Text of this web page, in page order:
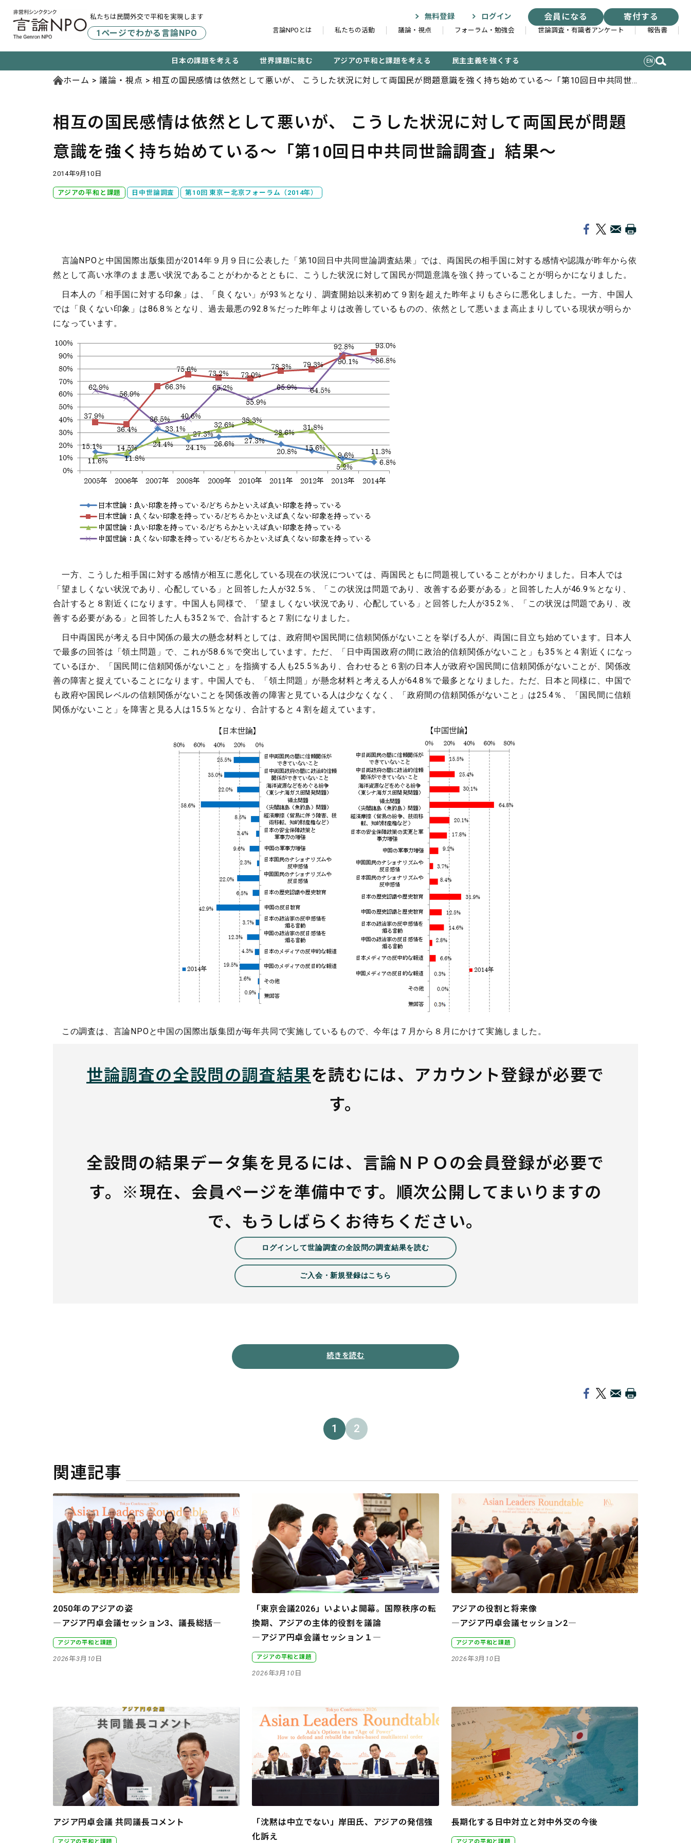
私たちは民間外交で平和を実現します
1ページでわかる言論NPO
無料登録 ログイン 会員になる 寄付する
言論NPOとは 私たちの活動 議論・視点 フォーラム・勉強会 世論調査・有識者アンケート 報告書
日本の課題を考える 世界課題に挑む アジアの平和と課題を考える 民主主義を強くする EN
記事検索する
検索
ホーム 議論・視点
相互の国民感情は依然として悪いが、 こうした状況に対して両国民が問題意識を強く持ち始めている～「第10回日中共同世
相互の国民感情は依然として悪いが、 こうした状況に対して両国民が問題
意識を強く持ち始めている～「第10回日中共同世論調査」結果～
2014年9月10日
アジアの平和と課題 日中世論調査 第10回 東京ー北京フォーラム（2014年）
言論NPOと中国国際出版集団が2014年９月９日に公表した「第10回日中共同世論調査結果」では、両国民の相手国に対する感情や認識が昨年から依
然として高い水準のまま悪い状況であることがわかるとともに、こうした状況に対して国民が問題意識を強く持っていることが明らかになりました。
日本人の「相手国に対する印象」は、「良くない」が93％となり、調査開始以来初めて９割を超えた昨年よりもさらに悪化しました。一方、中国人
では「良くない印象」は86.8％となり、過去最悪の92.8％だった昨年よりは改善しているものの、依然として悪いまま高止まりしている現状が明らか
になっています。
一方、こうした相手国に対する感情が相互に悪化している現在の状況については、両国民ともに問題視していることがわかりました。日本人では
「望ましくない状況であり、心配している」と回答した人が32.5％、「この状況は問題であり、改善する必要がある」と回答した人が46.9％となり、
合計すると８割近くになります。中国人も同様で、「望ましくない状況であり、心配している」と回答した人が35.2％、「この状況は問題であり、改
善する必要がある」と回答した人も35.2％で、合計すると７割になりました。
日中両国民が考える日中関係の最大の懸念材料としては、政府間や国民間に信頼関係がないことを挙げる人が、両国に目立ち始めています。日本人
で最多の回答は「領土問題」で、これが58.6％で突出しています。ただ、「日中両国政府の間に政治的信頼関係がないこと」も35％と４割近くになっ
ているほか、「国民間に信頼関係がないこと」を指摘する人も25.5％あり、合わせると６割の日本人が政府や国民間に信頼関係がないことが、関係改
善の障害と捉えていることになります。中国人でも、「領土問題」が懸念材料と考える人が64.8％で最多となりました。ただ、日本と同様に、中国で
も政府や国民レベルの信頼関係がないことを関係改善の障害と見ている人は少なくなく、「政府間の信頼関係がないこと」は25.4％、「国民間に信頼
関係がないこと」を障害と見る人は15.5％となり、合計すると４割を超えています。
この調査は、言論NPOと中国の国際出版集団が毎年共同で実施しているもので、今年は７月から８月にかけて実施しました。
世論調査の全設問の調査結果を読むには、アカウント登録が必要で
す。
全設問の結果データ集を見るには、言論ＮＰＯの会員登録が必要で
す。※現在、会員ページを準備中です。順次公開してまいりますの
で、もうしばらくお待ちください。
ログインして世論調査の全設問の調査結果を読む
ご入会・新規登録はこちら
続きを読む
1 2
関連記事
2050年のアジアの姿
―アジア円卓会議セッション3、議長総括―
アジアの平和と課題
2026年3月10日
「東京会議2026」いよいよ開幕。国際秩序の転
換期、アジアの主体的役割を議論
―アジア円卓会議セッション１―
アジアの平和と課題
2026年3月10日
アジアの役割と将来像
―アジア円卓会議セッション2―
アジアの平和と課題
2026年3月10日
アジア円卓会議 共同議長コメント
「沈黙は中立でない」岸田氏、アジアの発信強
化訴え
長期化する日中対立と対中外交の今後